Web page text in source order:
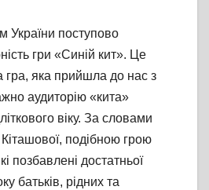
України поступово
гри «Синій кит». Це
гра, яка прийшла до нас з
аудиторію «кита»
віку. За словами
Кіташової, подібною грою
позбавлені достатньої
батьків, рідних та